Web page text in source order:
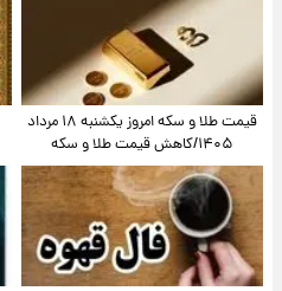
قیمت طلا و سکه امروز یکشنبه ۱۸ مرداد
۱۴۰۵/کاهش قیمت طلا و سکه